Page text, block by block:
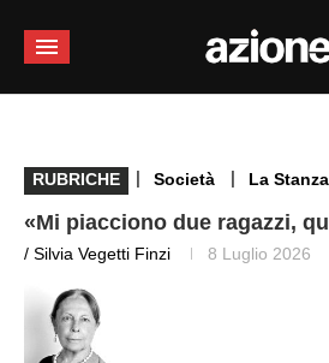
RUBRICHE | Società | La
«Mi piacciono due ragazzi,
/ Silvia Vegetti Finzi 8 Luglio 2026